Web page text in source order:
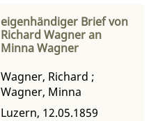
eigenhändiger Brief von
Richard Wagner an
Minna Wagner
Wagner, Richard ;
Wagner, Minna
Luzern, 12.05.1859